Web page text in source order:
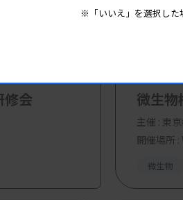
会 微生
主催 : 東
開催場所 :
微生物
※「いいえ」を選択した